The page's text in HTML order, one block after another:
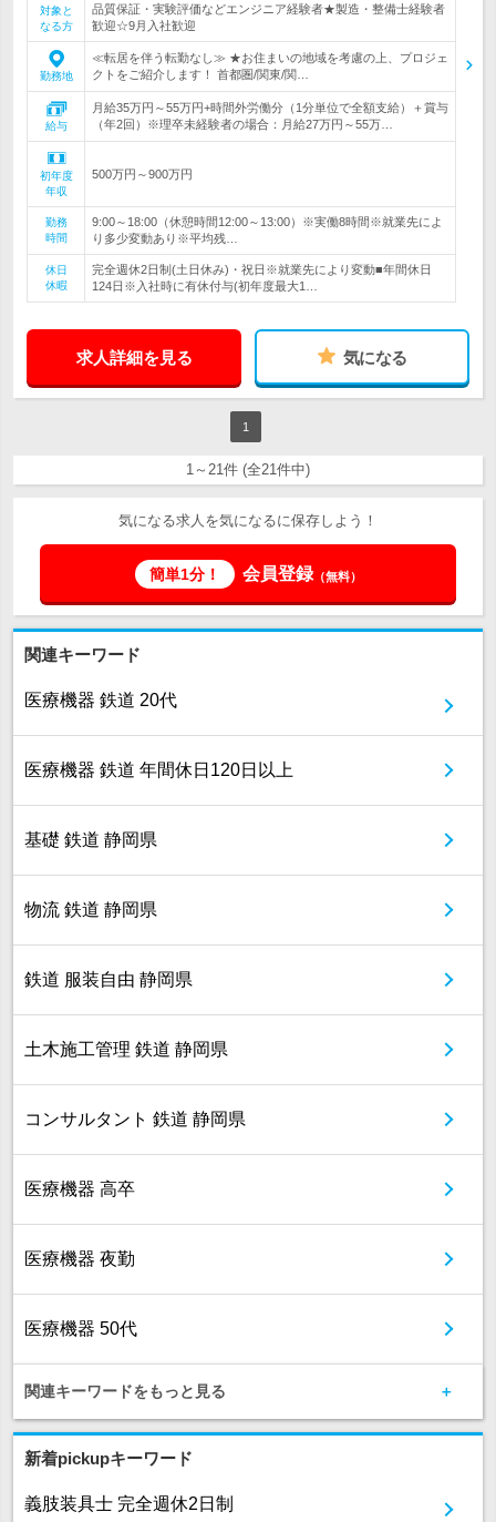
対象と
なる方
品質保証・実験評価などエンジニア経験者★製造・整備士経験者
歓迎☆9月入社歓迎
勤務地
≪転居を伴う転勤なし≫ ★お住まいの地域を考慮の上、プロジェ
クトをご紹介します！ 首都圏/関東/関…
給与
月給35万円～55万円+時間外労働分（1分単位で全額支給）＋賞与
（年2回）※理卒未経験者の場合：月給27万円～55万…
初年度
年収
500万円～900万円
勤務
時間
9:00～18:00（休憩時間12:00～13:00）※実働8時間※就業先によ
り多少変動あり※平均残…
休日
休暇
完全週休2日制(土日休み)・祝日※就業先により変動■年間休日
124日※入社時に有休付与(初年度最大1…
求人詳細を見る 気になる
1
1～21件 (全21件中)
気になる求人を気になるに保存しよう！
簡単1分！ 会員登録（無料）
関連キーワード
医療機器 鉄道 20代
医療機器 鉄道 年間休日120日以上
基礎 鉄道 静岡県
物流 鉄道 静岡県
鉄道 服装自由 静岡県
土木施工管理 鉄道 静岡県
コンサルタント 鉄道 静岡県
医療機器 高卒
医療機器 夜勤
医療機器 50代
関連キーワードをもっと見る
新着pickupキーワード
義肢装具士 完全週休2日制